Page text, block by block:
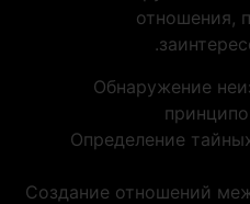
отношения,
Обнаружение
Определение
Создание отношений